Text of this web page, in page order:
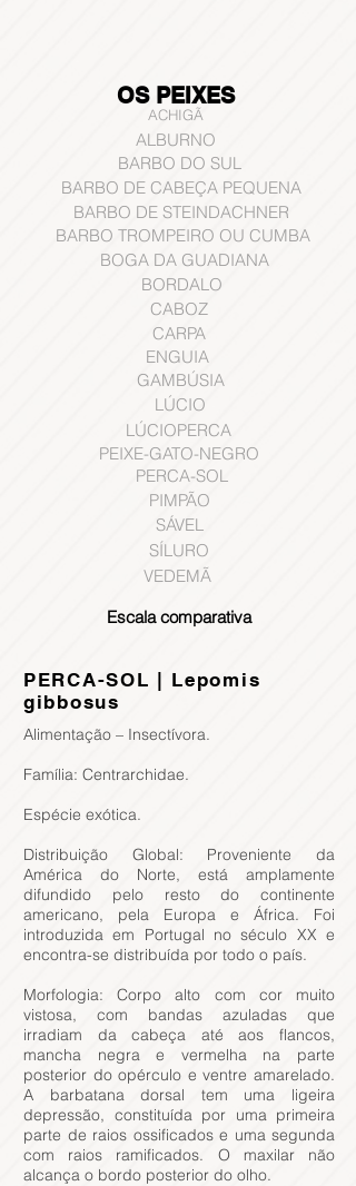
OS PEIXES
ACHIGÃ
ALBURNO
BARBO DO SUL
BARBO DE CABEÇA PEQUENA
BARBO DE STEINDACHNER
BARBO TROMPEIRO OU CUMBA
BOGA DA GUADIANA
BORDALO
CABOZ
CARPA
ENGUIA
GAMBÚSIA
LÚCIO
LÚCIOPERCA
PEIXE-GATO-NEGRO
PERCA-SOL
PIMPÃO
SÁVEL
SÍLURO
VEDEMÃ
Escala comparativa
PERCA-SOL | Lepomis
gibbosus
Alimentação – Insectívora.
Família: Centrarchidae.
Espécie exótica.
Distribuição Global: Proveniente da
América do Norte, está amplamente
difundido pelo resto do continente
americano, pela Europa e África. Foi
introduzida em Portugal no século XX e
encontra-se distribuída por todo o país.
Morfologia: Corpo alto com cor muito
vistosa, com bandas azuladas que
irradiam da cabeça até aos flancos,
mancha negra e vermelha na parte
posterior do opérculo e ventre amarelado.
A barbatana dorsal tem uma ligeira
depressão, constituída por uma primeira
parte de raios ossificados e uma segunda
com raios ramificados. O maxilar não
alcança o bordo posterior do olho.